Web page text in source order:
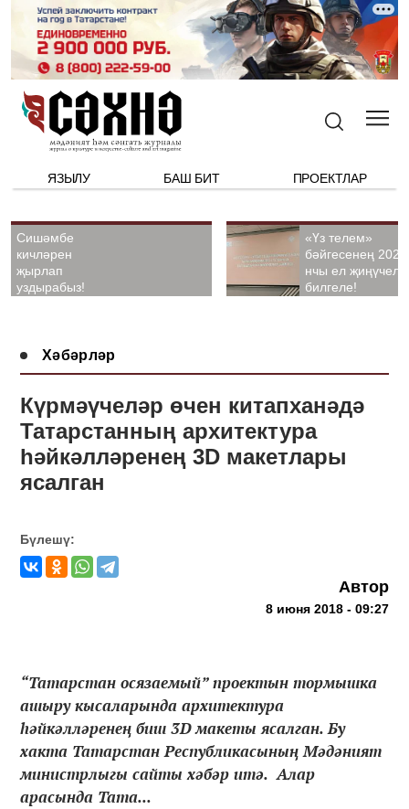
ЯЗЫЛУ БАШ БИТ ПРОЕКТЛАР
Сишәмбе
кичләрен
җырлап
уздырабыз!
«Үз телем»
бәйгесенең 2026
нчы ел
билгеле!
Хәбәрләр
Күрмәүчеләр өчен китапханәдә
Татарстанның архитектура
һәйкәлләренең 3D макетлары
ясалган
Бүлешү:
Автор
8 июня 2018 - 09:27
“Татарстан осязаемый” проектын тормышка
ашыру кысаларында архитектура
һәйкәлләренең биш 3D макеты ясалган. Бу
хакта Татарстан Республикасының Мәдәният
министрлыгы сайты хәбәр итә. Алар
арасында Тата...